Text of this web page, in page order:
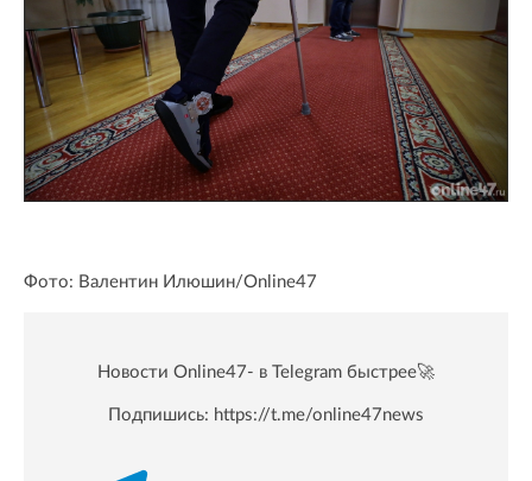
Фото: Валентин Илюшин/Online47
Новости Online47- в Telegram быстрее🚀
Подпишись: https://t.me/online47news